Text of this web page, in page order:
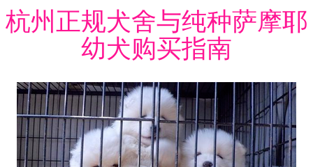
杭州正规犬舍与纯种萨摩耶
幼犬购买指南